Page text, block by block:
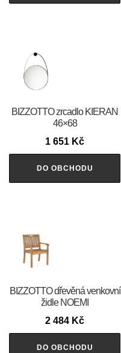
BIZZOTTO zrcadlo KIERAN
46×68
1 651 Kč
DO OBCHODU
BIZZOTTO dřevěná venkovní
židle NOEMI
2 484 Kč
DO OBCHODU